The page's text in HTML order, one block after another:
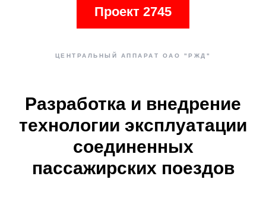
Проект 2745
ЦЕНТРАЛЬНЫЙ АППАРАТ ОАО "РЖД"
Разработка и внедрение
технологии эксплуатации
соединенных
пассажирских поездов